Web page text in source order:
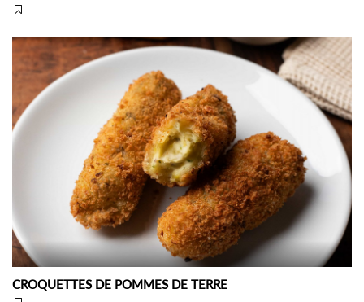
CROQUETTES DE POMMES DE TERRE